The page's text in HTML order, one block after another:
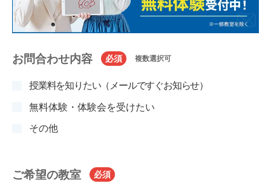
お問合わせ内容 必須 複数選択可
授業料を知りたい（メールですぐお知らせ）
無料体験・体験会を受けたい
その他
ご希望の教室 必須